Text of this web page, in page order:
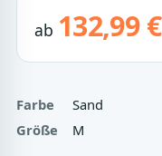
ab 132,99 €
Farbe
Sand
Größe
M